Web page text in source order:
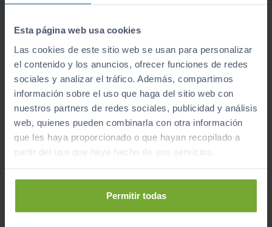
Esta página web usa cookies
Las cookies de este sitio web se usan para personalizar
el contenido y los anuncios, ofrecer funciones de redes
sociales y analizar el tráfico. Además, compartimos
información sobre el uso que haga del sitio web con
nuestros partners de redes sociales, publicidad y análisis
web, quienes pueden combinarla con otra información
que les haya proporcionado o que hayan recopilado a
partir del uso que haya hecho de sus servicios.
Permitir todas
- 3.000€
AUDI Q2
SPORT 35 TDI 110KW (150CV) S TRONIC
109.300
23.990 €
20.990
261